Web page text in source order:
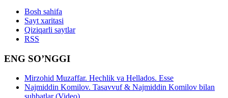
Bosh sahifa
Sayt xaritasi
Qiziqarli saytlar
RSS
ENG SO’NGGI
Mirzohid Muzaffar. Hechlik va Hellados. Esse
Najmiddin Komilov. Tasavvuf & Najmiddin Komilov bilan